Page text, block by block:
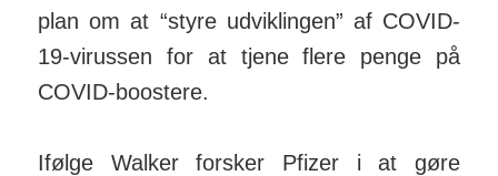
plan om at “styre ud­vik­lingen” af COVID-
19-virussen for at tjene flere penge på
COVID-boo­stere.
Ifølge Walker forsker Pfizer i at gøre